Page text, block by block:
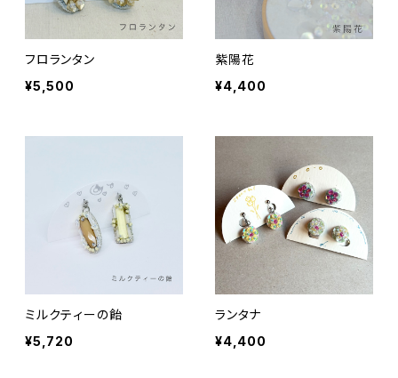
フロランタン
¥5,500
紫陽花
¥4,400
ミルクティーの飴
¥5,720
ランタナ
¥4,400